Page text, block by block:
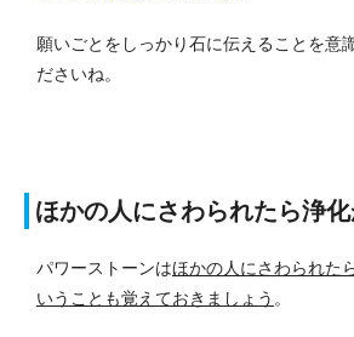
願いごとをしっかり石に伝えることを意
ださいね。
ほかの人にさわられたら浄
パワーストーンはほかの人にさわられた
いうことも覚えておきましょう 。